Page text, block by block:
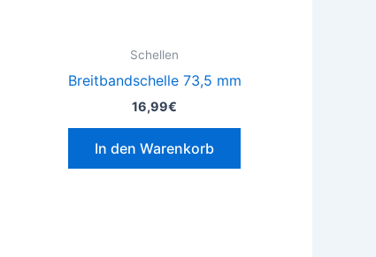
Schellen
Breitbandschelle 73,5 mm
16,99€
In den Warenkorb